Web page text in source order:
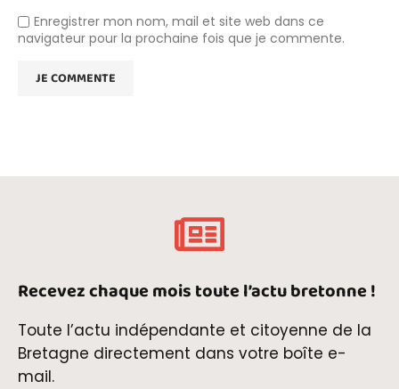
Enregistrer mon nom, mail et site web dans ce
navigateur pour la prochaine fois que je commente.
Recevez chaque mois toute l’actu bretonne !
Toute l’actu indépendante et citoyenne de la
Bretagne directement dans votre boîte e-
mail.